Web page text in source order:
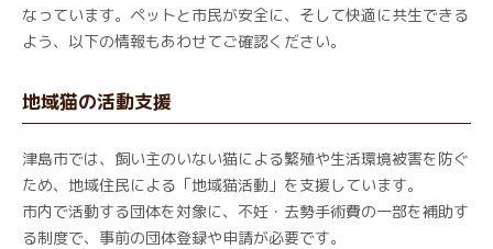
なっています。ペットと市民が安全に、そして快適に共生できる
よう、以下の情報もあわせてご確認ください。
地域猫の活動支援
津島市では、飼い主のいない猫による繁殖や生活環境被害を防ぐ
ため、地域住民による「地域猫活動」を支援しています。
市内で活動する団体を対象に、不妊・去勢手術費の一部を補助す
る制度で、事前の団体登録や申請が必要です。